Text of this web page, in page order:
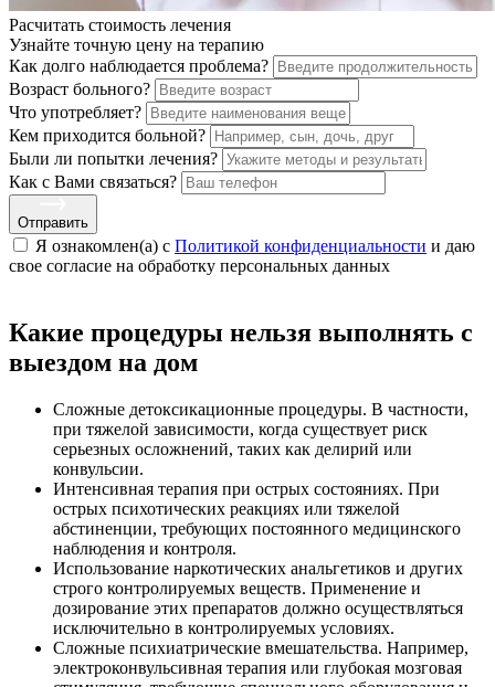
Расчитать стоимость лечения
Узнайте точную цену на терапию
Как долго наблюдается проблема?
Возраст больного?
Что употребляет?
Кем приходится больной?
Были ли попытки лечения?
Как с Вами связаться?
Отправить
Я ознакомлен(а) с Политикой конфиденциальности и даю
свое cогласие на обработку персональных данных
Какие процедуры нельзя выполнять с
выездом на дом
Сложные детоксикационные процедуры. В частности,
при тяжелой зависимости, когда существует риск
серьезных осложнений, таких как делирий или
конвульсии.
Интенсивная терапия при острых состояниях. При
острых психотических реакциях или тяжелой
абстиненции, требующих постоянного медицинского
наблюдения и контроля.
Использование наркотических анальгетиков и других
строго контролируемых веществ. Применение и
дозирование этих препаратов должно осуществляться
исключительно в контролируемых условиях.
Сложные психиатрические вмешательства. Например,
электроконвульсивная терапия или глубокая мозговая